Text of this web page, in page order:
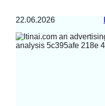
22.06.2026